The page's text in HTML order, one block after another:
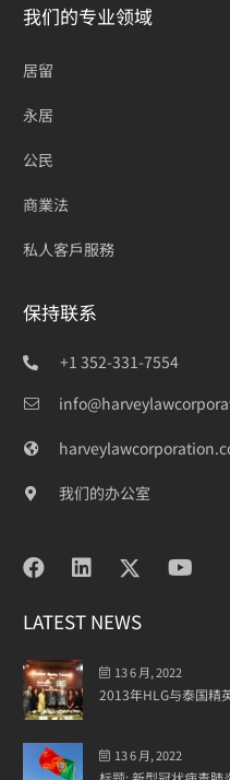
我们的专业领域
居留
永居
公民
商業法
私人客戶服務
保持联系
+1 352-331-7554
我们的办公室
LATEST NEWS
13 6 月, 2022
2013年HLG与泰国精
13 6 月, 2022